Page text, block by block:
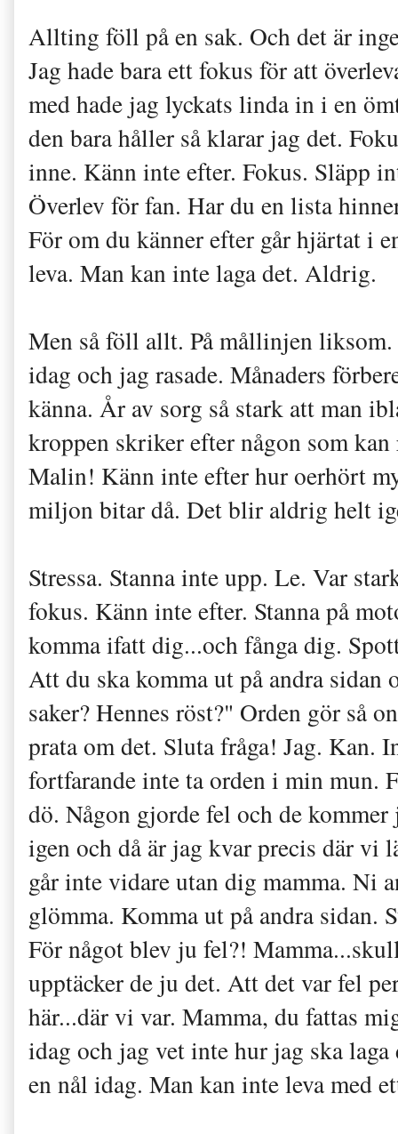
Allting föll på en sak. Och det är
Jag hade bara ett fokus för att
med hade jag lyckats linda in i en
den bara håller så klarar jag det.
inne. Känn inte efter. Fokus. Släpp
Överlev för fan. Har du en lista
För om du känner efter går hjärtat i
leva. Man kan inte laga det. Aldrig.
Men så föll allt. På mållinjen liksom.
idag och jag rasade. Månaders
känna. År av sorg så stark att man
kroppen skriker efter någon som kan
Malin! Känn inte efter hur oerhört
miljon bitar då. Det blir aldrig helt
Stressa. Stanna inte upp. Le. Var
fokus. Känn inte efter. Stanna på
komma ifatt dig...och fånga dig. Sp
Att du ska komma ut på andra sidan
saker? Hennes röst?" Orden gör så
prata om det. Sluta fråga! Jag. Kan.
fortfarande inte ta orden i minmun.
dö. Någon gjorde fel och de
igen och då är jag kvar precis där vi
går inte vidare utan dig mamma. Ni
glömma. Komma ut på andra sidan.
För något blev ju fel?!
upptäcker de ju det. Att det var fel
här...där vi var. Mamma, du fattas
idag och jag vet inte hur jag ska laga
en nål idag. Man kan inte leva med